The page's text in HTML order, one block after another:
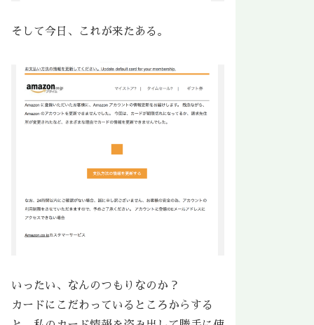
そして今日、これが来たある。
いったい、なんのつもりなのか？
カードにこだわっているところからする